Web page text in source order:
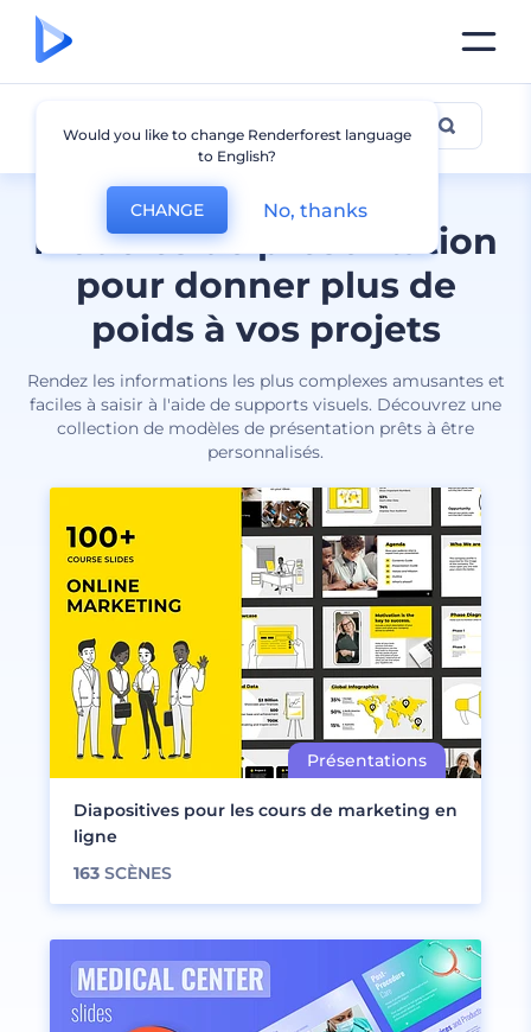
Modèles de présentation
pour donner plus de
poids à vos projets
Rendez les informations les plus complexes amusantes et
faciles à saisir à l'aide de supports visuels. Découvrez une
collection de modèles de présentation prêts à être
personnalisés.
Présentations
Diapositives pour les cours de marketing en
ligne
163 SCÈNES
Would you like to change Renderforest language
to English?
CHANGE No, thanks